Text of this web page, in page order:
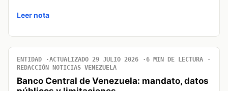
Leer nota
ENTIDAD ACTUALIZADO 29 JULIO 2026
6 MIN DE LECTURA
REDACCIÓN NOTICIAS VENEZUELA
Banco Central de Venezuela: mandato, datos